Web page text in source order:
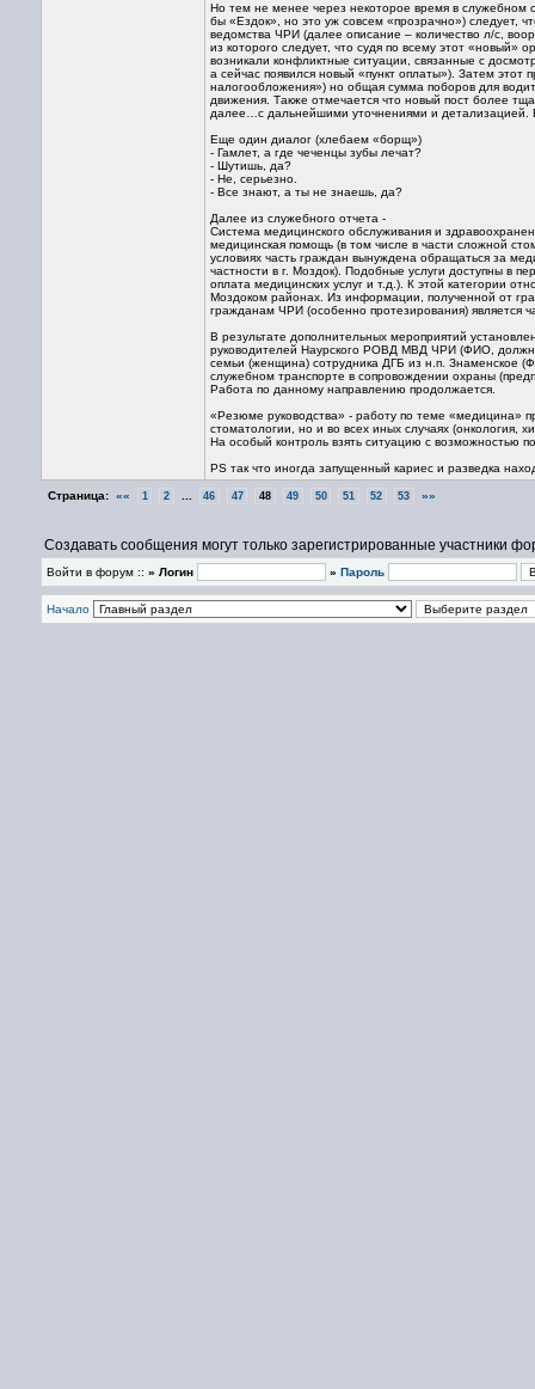
Но тем не менее через некоторое время в служебном
бы «Ездок», но это уж совсем «прозрачно») следует,
ведомства ЧРИ (далее описание – количество л/с,
из которого следует, что судя по всему этот
возникали конфликтные ситуации, связанные с
а сейчас появился новый «пункт оплаты»). Затем
налогообложения») но общая сумма поборов для
движения. Также отмечается что новый пост более
далее…с дальнейшими уточнениями и
Еще один диалог (хлебаем «борщ»)
- Гамлет, а где чеченцы зубы лечат?
- Шутишь, да?
- Не, серьезно.
- Все знают, а ты не знаешь, да?
Далее из служебного отчета -
Система медицинского обслуживания и
медицинская помощь (в том числе в части сложной
условиях часть граждан вынуждена обращаться за
частности в г. Моздок). Подобные услуги доступны в
оплата медицинских услуг и т.д.). К этой категории
Моздоком районах. Из информации, полученной от
гражданам ЧРИ (особенно протезирования) является
В результате дополнительных мероприятий
руководителей Наурского РОВД МВД ЧРИ (ФИО,
семьи (женщина) сотрудника ДГБ из н.п. Знаменское
служебном транспорте в сопровождении охраны
Работа по данному направлению продолжается.
«Резюме руководства» - работу по теме «медицина»
стоматологии, но и во всех иных случаях (онкология,
На особый контроль взять ситуацию с возможностью
PS так что иногда запущенный кариес и разведка
Страница: «« 1 2 46 47 48 49 50 51 52 53 »»
Создавать сообщения могут только зарегистрированные участники
Войти в форум :: » Логин » Пароль
Начало